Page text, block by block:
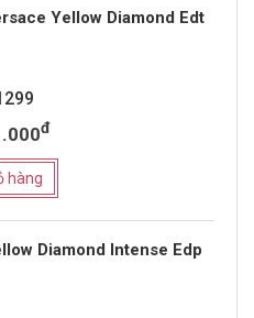
Yellow Diamond Edt
đ
hàng
Diamond Intense Edp